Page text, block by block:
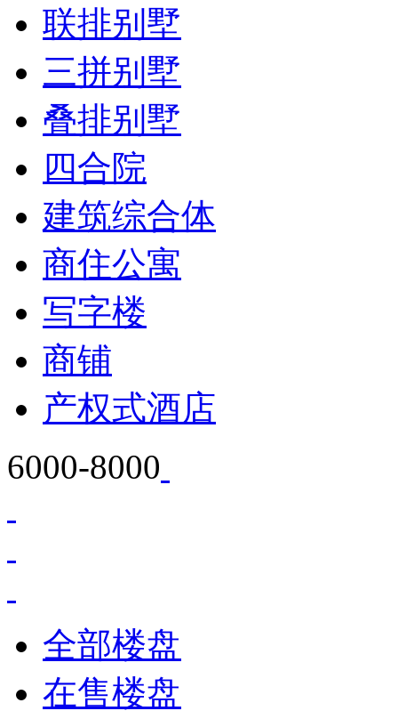
联排别墅
三拼别墅
叠排别墅
四合院
建筑综合体
商住公寓
写字楼
商铺
产权式酒店
6000-8000
全部楼盘
在售楼盘